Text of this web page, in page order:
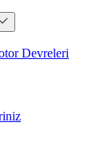
Devreleri